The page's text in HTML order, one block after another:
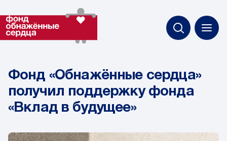
Фонд «Обнажённые сердца»
получил поддержку фонда
«Вклад в будущее»